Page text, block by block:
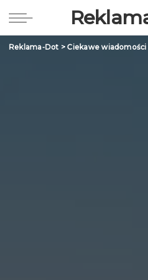
Reklama-Dot >Ciekawe wiadomości